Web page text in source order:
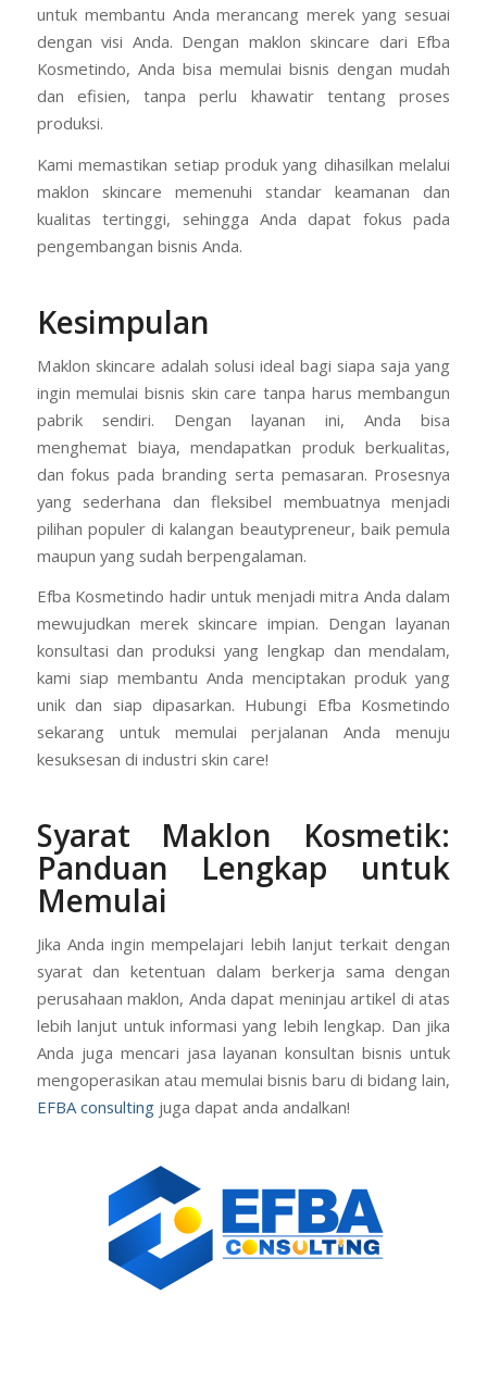
untuk membantu Anda merancang merek yang sesuai
dengan visi Anda. Dengan maklon skincare dari Efba
Kosmetindo, Anda bisa memulai bisnis dengan mudah
dan efisien, tanpa perlu khawatir tentang proses
produksi.
Kami memastikan setiap produk yang dihasilkan melalui
maklon skincare memenuhi standar keamanan dan
kualitas tertinggi, sehingga Anda dapat fokus pada
pengembangan bisnis Anda.
Kesimpulan
Maklon skincare adalah solusi ideal bagi siapa saja yang
ingin memulai bisnis skin care tanpa harus membangun
pabrik sendiri. Dengan layanan ini, Anda bisa
menghemat biaya, mendapatkan produk berkualitas,
dan fokus pada branding serta pemasaran. Prosesnya
yang sederhana dan fleksibel membuatnya menjadi
pilihan populer di kalangan beautypreneur, baik pemula
maupun yang sudah berpengalaman.
Efba Kosmetindo hadir untuk menjadi mitra Anda dalam
mewujudkan merek skincare impian. Dengan layanan
konsultasi dan produksi yang lengkap dan mendalam,
kami siap membantu Anda menciptakan produk yang
unik dan siap dipasarkan. Hubungi Efba Kosmetindo
sekarang untuk memulai perjalanan Anda menuju
kesuksesan di industri skin care!
Syarat Maklon Kosmetik:
Panduan Lengkap untuk
Memulai
Jika Anda ingin mempelajari lebih lanjut terkait dengan
syarat dan ketentuan dalam berkerja sama dengan
perusahaan maklon, Anda dapat meninjau artikel di atas
lebih lanjut untuk informasi yang lebih lengkap. Dan jika
Anda juga mencari jasa layanan konsultan bisnis untuk
mengoperasikan atau memulai bisnis baru di bidang lain,
EFBA consultingjuga dapat anda andalkan!